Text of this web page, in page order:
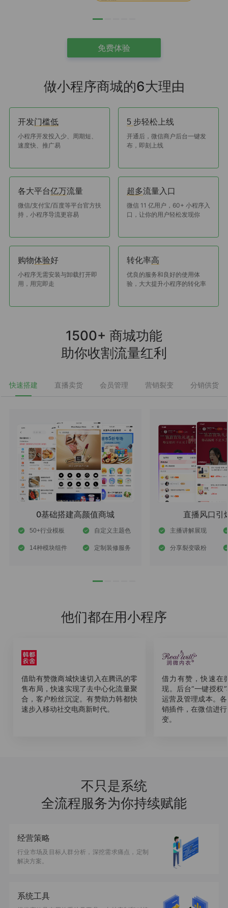
免费体验
做小程序商城的6大理由
开发门槛低
小程序开发投入少、周期短、
速度快、推广易
各大平台亿万流量
微信/支付宝/百度等平台官方扶
持，小程序导流更容易
购物体验好
小程序无需安装与卸载打开即
用，用完即走
5 步轻松上线
开通后，微信商户后台一键发
布，即刻上线
超多流量入口
微信 11 亿用户，60+ 小程序入
口，让你的用户轻松发现你
转化率高
优良的服务和良好的使用体
验，大大提升小程序的转化率
1500+ 商城功能
助你收割流量红利
快速搭建 直播卖货 会员管理 营销裂变 分销供货
0基础搭建高颜值商城
50+行业模板 自定义主题色
14种模块组件 定制装修服务
直播风口引
主播讲解展现
分享裂变吸粉
他们都在用小程序
借助有赞微商城快速切入在腾讯的零
售布局，快速实现了去中心化流量聚
合，客户粉丝沉淀。有赞助力韩都快
速步入移动社交电商新时代。
借力有赞，快速在
现。后台“一键授权
运营及管理成本。
销插件，在微信进
变。
不只是系统
全流程服务为你持续赋能
经营策略
行业市场及目标人群分析，深挖需求痛点，定制
解决方案。
系统工具